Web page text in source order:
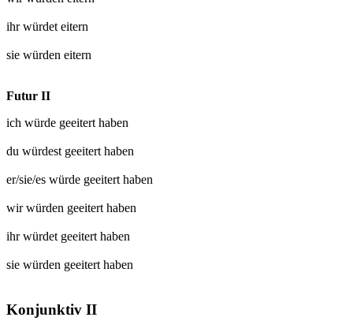
ihr würdeteitern
sie würden eitern
Futur II
ich würde geeiterthaben
du würdest geeiterthaben
er/sie/es würde geeiterthaben
wir würden geeiterthaben
ihr würdet geeiterthaben
sie würden geeiterthaben
Konjunktiv II